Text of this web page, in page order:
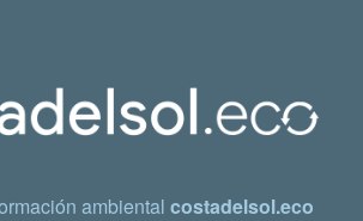
ambiental costadelsol.eco